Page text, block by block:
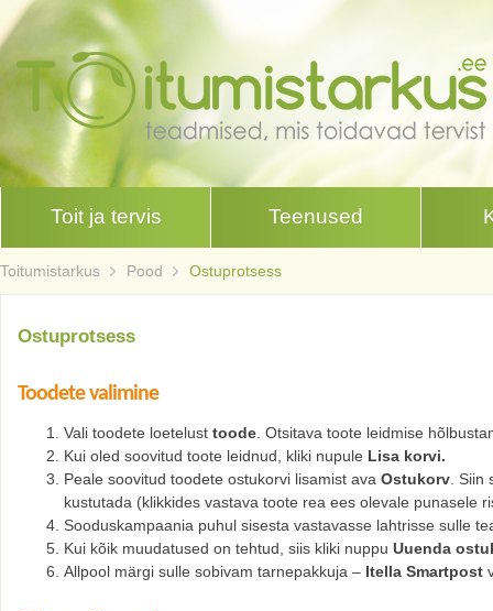
Toit ja tervis Teenused
Toitumistarkus Pood Ostuprotsess
Ostuprotsess
Toodete valimine
Vali toodete loetelust toode . Otsitava toote leidmise
Kui oled soovitud toote leidnud, kliki nupule Lisa korvi.
Peale soovitud toodete ostukorvi lisamist ava Ostukorv .
kustutada (klikkides vastava toote rea ees olevale punasele
Sooduskampaania puhul sisesta vastavasse lahtrisse sulle
Kui kõik muudatused on tehtud, siis kliki nuppu Uuenda
Allpool märgi sulle sobivam tarnepakkuja – Itella Smartpost